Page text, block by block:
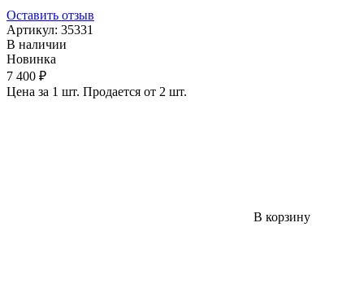
Оставить отзыв
Артикул: 35331
В наличии
Новинка
7 400 ₽
Цена за 1 шт. Продается от 2 шт.
В корзину